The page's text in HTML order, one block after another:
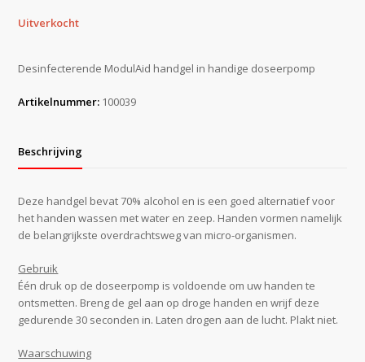
Uitverkocht
Desinfecterende ModulAid handgel in handige doseerpomp
Artikelnummer: 100039
Beschrijving
Deze handgel bevat 70% alcohol en is een goed alternatief voor
het handen wassen met water en zeep. Handen vormen namelijk
de belangrijkste overdrachtsweg van micro-organismen.
Gebruik
Één druk op de doseerpomp is voldoende om uw handen te
ontsmetten. Breng de gel aan op droge handen en wrijf deze
gedurende 30 seconden in. Laten drogen aan de lucht. Plakt niet.
Waarschuwing